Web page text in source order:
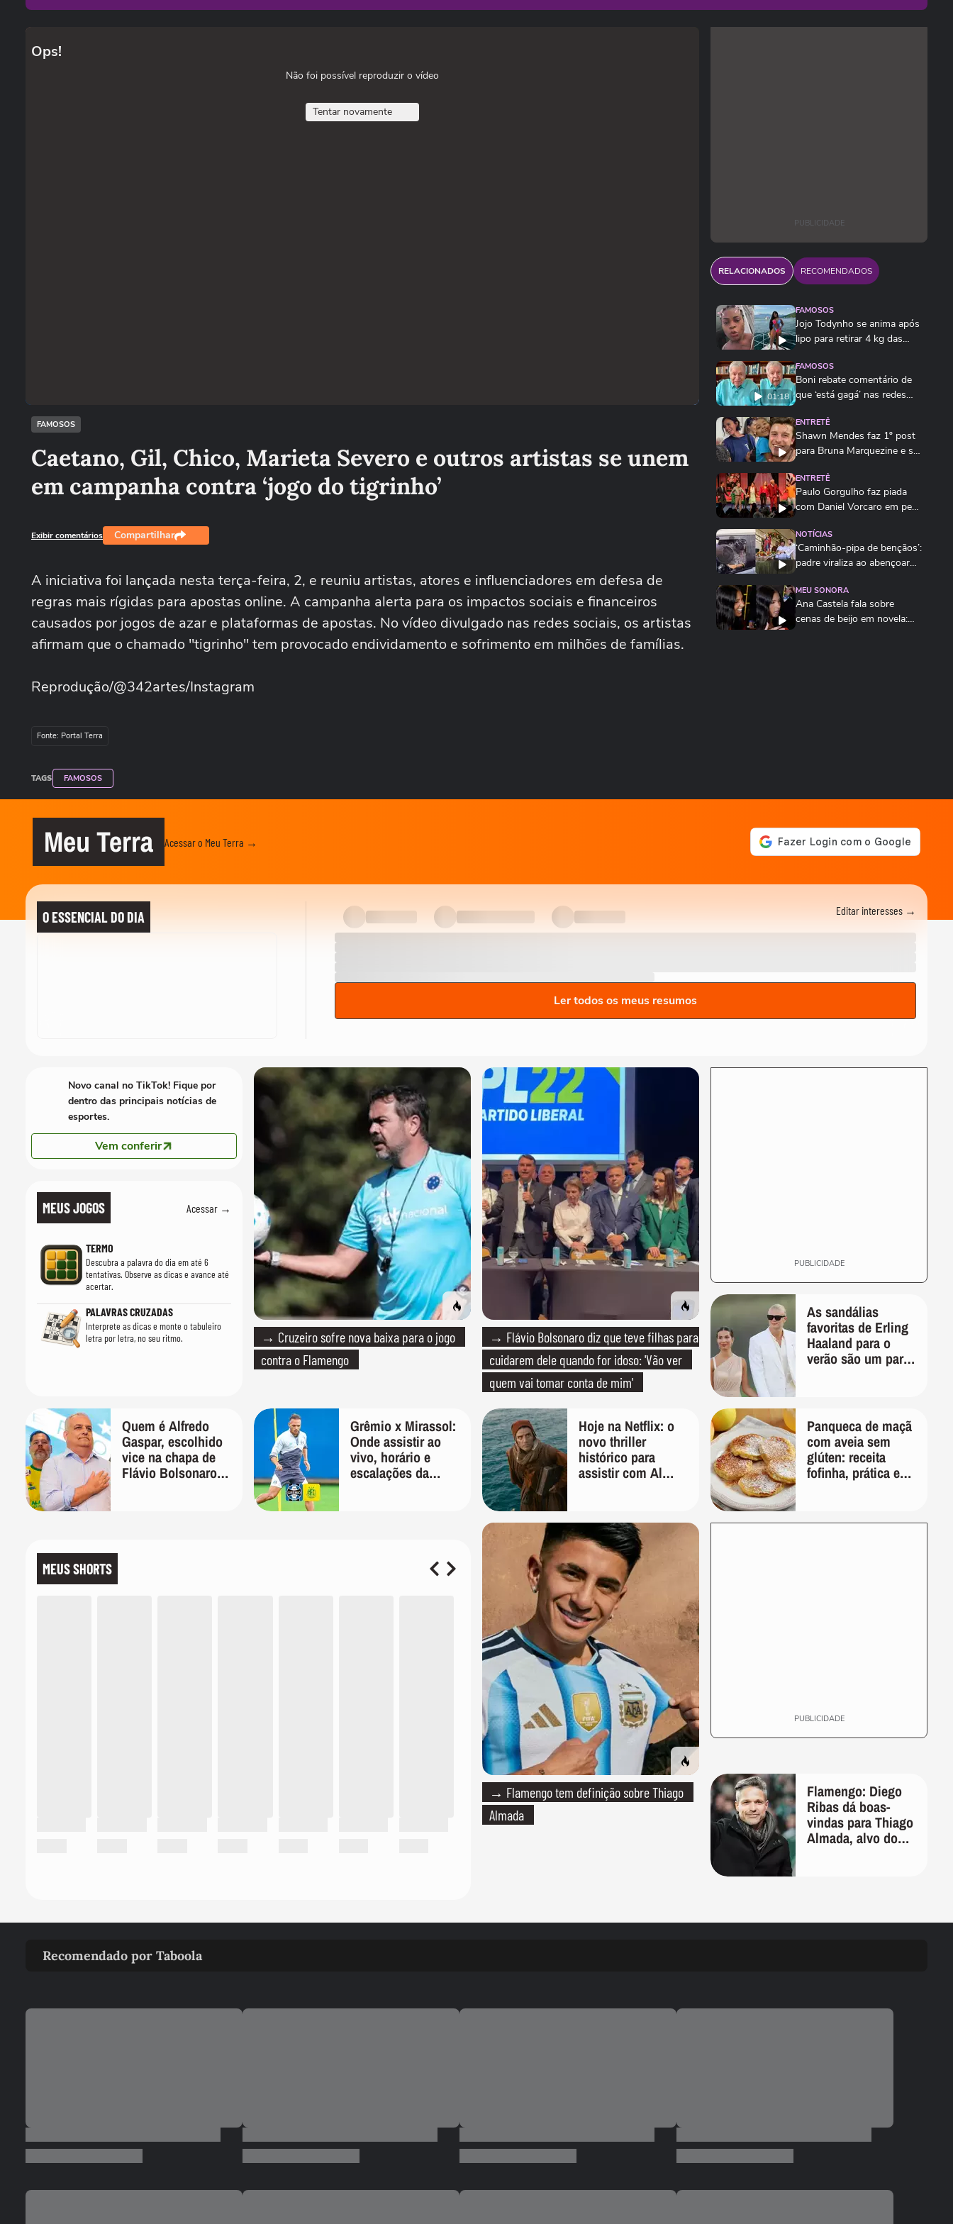
Ops!
Não foi possível reproduzir o vídeo
Tentar novamente
FAMOSOS
Caetano, Gil, Chico, Marieta Severo e outros artistas se unem
em campanha contra ‘jogo do tigrinho’
Exibir comentários Compartilhar
A iniciativa foi lançada nesta terça-feira, 2, e reuniu artistas, atores e influenciadores em defesa de
regras mais rígidas para apostas online. A campanha alerta para os impactos sociais e financeiros
causados por jogos de azar e plataformas de apostas. No vídeo divulgado nas redes sociais, os artistas
afirmam que o chamado "tigrinho" tem provocado endividamento e sofrimento em milhões de famílias.
Reprodução/@342artes/Instagram
Fonte: Portal Terra
TAGS FAMOSOS
PUBLICIDADE
RELACIONADOS RECOMENDADOS
FAMOSOS
Jojo Todynho se anima após
lipo para retirar 4 kg das
01:18
FAMOSOS
Boni rebate comentário de
que ‘está gagá’ nas redes
ENTRETÊ
Shawn Mendes faz 1º post
para Bruna Marquezine e se
ENTRETÊ
Paulo Gorgulho faz piada
com Daniel Vorcaro em peça
NOTÍCIAS
‘Caminhão-pipa de bençãos’:
padre viraliza ao abençoar
MEU SONORA
Ana Castela fala sobre
cenas de beijo em novela:
uma Copa do...
Mavie rouba a cena com
dancinha durante entrevista
de Neymar em leilão
Gil do Vigor denuncia
FAMOSOS
evangélica com Bruna
Meu Terra Acessar o Meu Terra →
O ESSENCIAL DO DIA Editar interesses →
Ler todos os meus resumos
MEUS JOGOS Acessar →
TERMO
Descubra a palavra do dia em até 6
tentativas. Observe as dicas e avance até
acertar.
PALAVRAS CRUZADAS
Interprete as dicas e monte o tabuleiro
letra por letra, no seu ritmo.
→ Cruzeiro sofre nova baixa para o jogo
contra o Flamengo
→ Flávio Bolsonaro diz que teve filhas para
cuidarem dele quando for idoso: 'Vão ver
quem vai tomar conta de mim'
PUBLICIDADE
→ Flamengo tem definição sobre Thiago
Almada
As sandálias
favoritas de Erling
Haaland para o
verão são um par
banho quanto em
uma festa com
terno de linho
Quem é Alfredo
Gaspar, escolhido
vice na chapa de
Flávio Bolsonaro
Grêmio x Mirassol:
Onde assistir ao
vivo, horário e
escalações da
Hoje na Netflix: o
novo thriller
histórico para
assistir com Al
Momoa
Panqueca de maçã
com aveia sem
glúten: receita
fofinha, prática e
MEUS SHORTS
PUBLICIDADE
Novo canal no TikTok! Fique por
dentro das principais notícias de
esportes.
Vem conferir
Flamengo: Diego
Ribas dá boas-
vindas para Thiago
Almada, alvo do
Recomendado por Taboola